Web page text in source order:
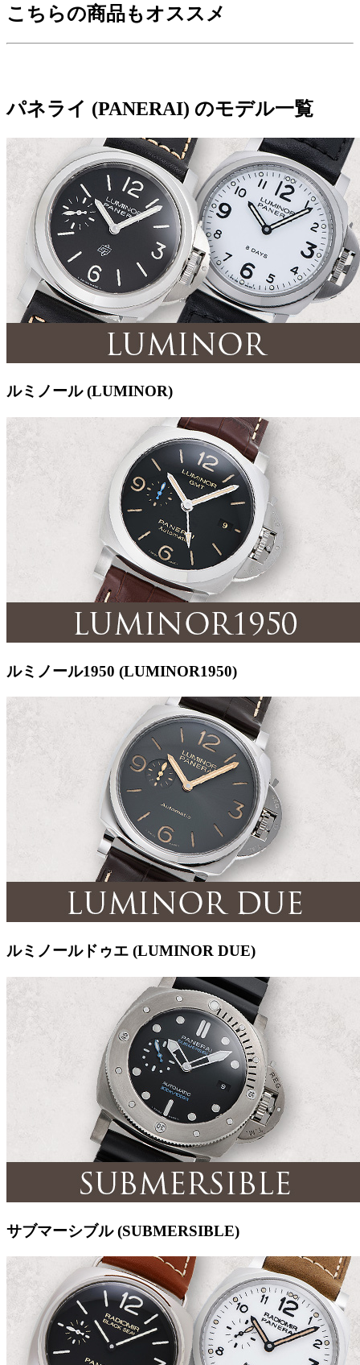
こちらの商品もオススメ
パネライ (PANERAI) のモデル一覧
ルミノール (LUMINOR)
ルミノール1950 (LUMINOR1950)
ルミノールドゥエ (LUMINOR DUE)
サブマーシブル (SUBMERSIBLE)